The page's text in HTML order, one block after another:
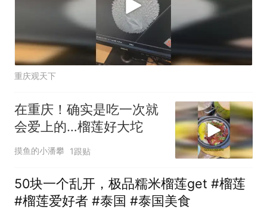
重庆观天下
在重庆！确实是吃一次就
会爱上的…榴莲好大坨
摸鱼的小潘攀 1跟贴
50块一个乱开，极品糯米榴莲get #榴莲
#榴莲爱好者 #泰国 #泰国美食